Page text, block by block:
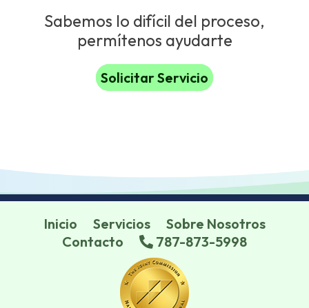
Sabemos lo difícil del proceso,
permítenos ayudarte
Solicitar Servicio
Inicio Servicios
Sobre Nosotros
Contacto
787-873-5998